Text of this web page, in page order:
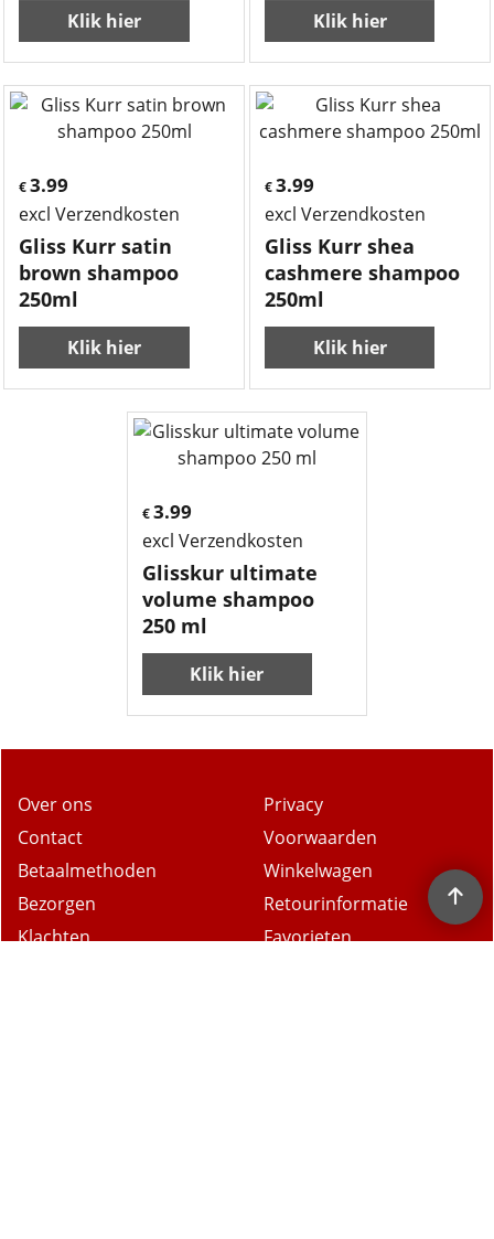
Klik hier Klik hier
€ 3.99
excl Verzendkosten
Gliss Kurr satin
brown shampoo
250ml
Klik hier
€3.99
excl Verzendkosten
Gliss Kurr shea
cashmere shampoo
250ml
Klik hier
€3.99
excl Verzendkosten
Glisskur ultimate
volume shampoo
250 ml
Klik hier
Over ons
Contact
Betaalmethoden
Bezorgen
Klachten
Privacy
Voorwaarden
Winkelwagen
Retourinformatie
Favorieten